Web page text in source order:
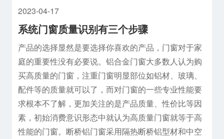
2023-04-17
系统门窗质量识别有三个步骤
产品的选择显然是要选择你喜欢的产品，门窗对于家
庭的重要性没有必要说。铝合金门窗大多数人认为购
买高质量的门窗，注重门窗明显部位如铝材、玻璃、
配件等的质量就可以了，而对门窗的一些专业性能要
求根本不了解，更加关注的是产品质量、性价比等因
素，初始消费意识形态中就认为高质量门窗就等于高
性能的门窗。断桥铝门窗采用隔热断桥铝型材和中空